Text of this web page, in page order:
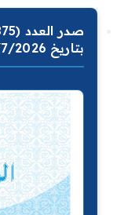
بتاريخ 27/7/2026